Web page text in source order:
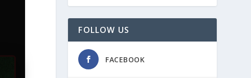
FOLLOW US
FACEBOOK